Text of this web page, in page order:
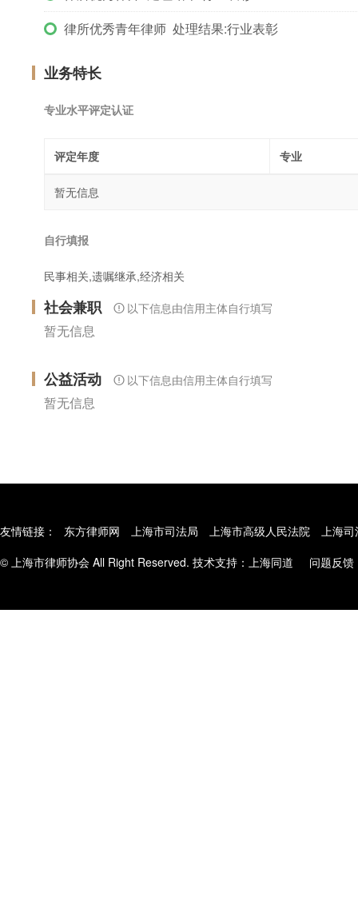
律所优秀青年律师 处理结果:行业表彰
业务特长
专业水平评定认证
评定年度 专业
暂无信息
自行填报
民事相关,遗嘱继承,经济相关
社会兼职 以下信息由信用主体自行填写
暂无信息
公益活动 以下信息由信用主体自行填写
暂无信息
友情链接： 东方律师网 上海市司法局 上海市高级人民法院
上海
© 上海市律师协会 All Right Reserved. 技术支持： 上海同道 问题反馈